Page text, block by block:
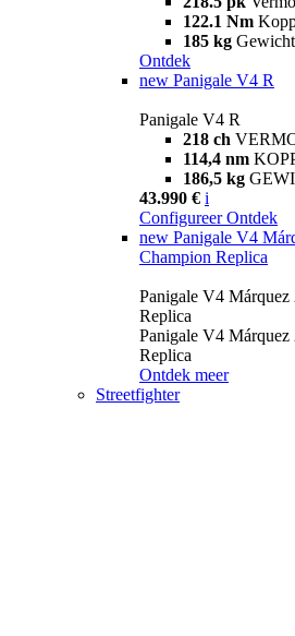
122.1 Nm
185 kg Gewicht
Ontdek
new Panigale V4 R
Panigale V4 R
218 ch
114,4 nm
186,5 kg
43.990 € i
Configureer Ontdek
new Panigale V4
Champion Replica
Panigale V4
Replica
Panigale V4
Replica
Ontdek meer
Streetfighter